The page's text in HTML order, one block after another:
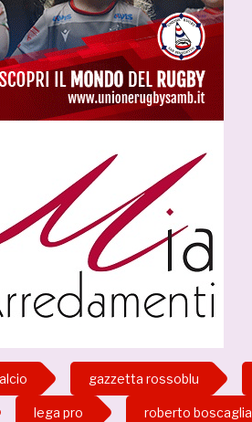
gazzetta rossoblu
lega pro roberto boscaglia